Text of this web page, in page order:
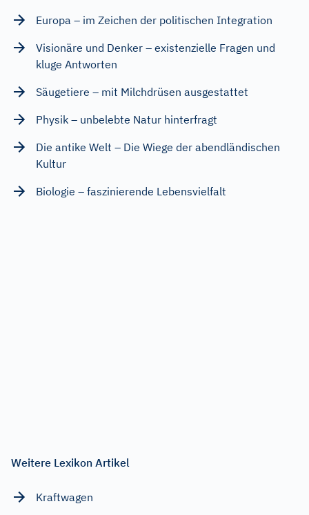
Europa – im Zeichen der politischen Integration
Visionäre und Denker – existenzielle Fragen und
kluge Antworten
Säugetiere – mit Milchdrüsen ausgestattet
Physik – unbelebte Natur hinterfragt
Die antike Welt – Die Wiege der abendländischen
Kultur
Biologie – faszinierende Lebensvielfalt
Weitere Lexikon Artikel
Kraftwagen